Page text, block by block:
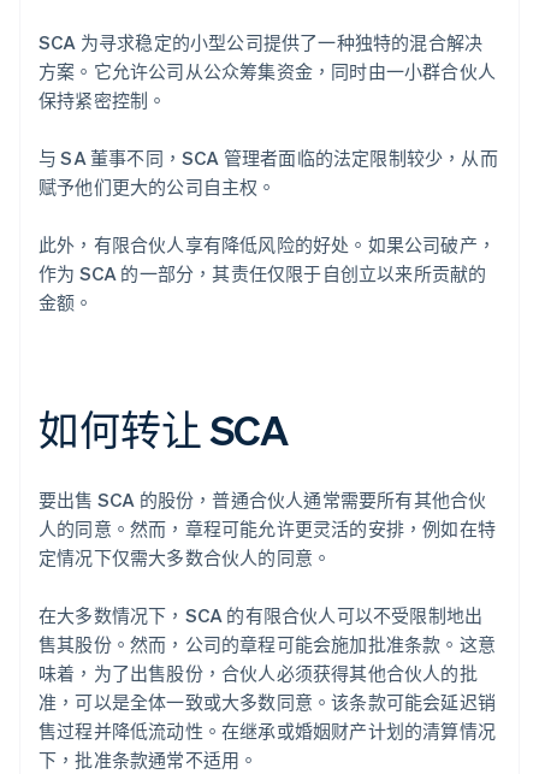
SCA 为寻求稳定的小型公司提供了一种独特的混合解决
方案。它允许公司从公众筹集资金，同时由一小群合伙人
保持紧密控制。
与 SA 董事不同，SCA 管理者面临的法定限制较少，从而
赋予他们更大的公司自主权。
此外，有限合伙人享有降低风险的好处。如果公司破产，
作为 SCA 的一部分，其责任仅限于自创立以来所贡献的
金额。
如何转让 SCA
要出售 SCA 的股份，普通合伙人通常需要所有其他合伙
人的同意。然而，章程可能允许更灵活的安排，例如在特
定情况下仅需大多数合伙人的同意。
在大多数情况下，SCA 的有限合伙人可以不受限制地出
售其股份。然而，公司的章程可能会施加批准条款。这意
味着，为了出售股份，合伙人必须获得其他合伙人的批
准，可以是全体一致或大多数同意。该条款可能会延迟销
售过程并降低流动性。在继承或婚姻财产计划的清算情况
下，批准条款通常不适用。